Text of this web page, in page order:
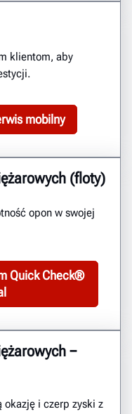
klientom, aby
mobilny
(floty)
opon w swojej
Quick Check®
−
okazję i czerp zyski z